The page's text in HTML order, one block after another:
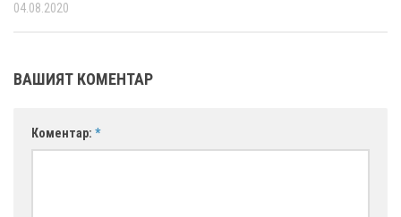
04.08.2020
ВАШИЯТ КОМЕНТАР
Коментар: *